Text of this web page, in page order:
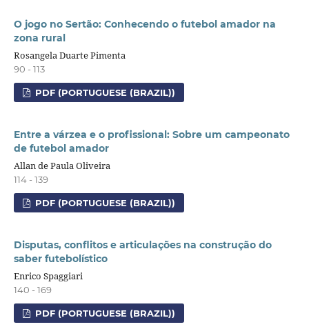
O jogo no Sertão: Conhecendo o futebol amador na
zona rural
Rosangela Duarte Pimenta
90 - 113
PDF (PORTUGUESE (BRAZIL))
Entre a várzea e o profissional: Sobre um campeonato
de futebol amador
Allan de Paula Oliveira
114 - 139
PDF (PORTUGUESE (BRAZIL))
Disputas, conflitos e articulações na construção do
saber futebolístico
Enrico Spaggiari
140 - 169
PDF (PORTUGUESE (BRAZIL))